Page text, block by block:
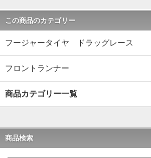
この商品のカテゴリー
フージャータイヤ ドラッグレース
フロントランナー
商品カテゴリー一覧
商品検索